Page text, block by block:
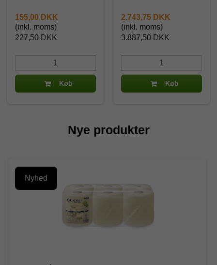
227,50 DKK
155,00 DKK
(inkl. moms)
Køb
3.887,50 DKK
2.743,75 DKK
(inkl. moms)
Køb
Nye produkter
Nyhed